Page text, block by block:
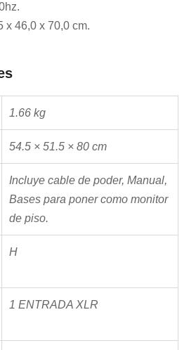
x 46,0 x 70,0 cm.
1.66 kg
54.5 × 51.5 × 80 cm
Incluye cable de poder, Manual,
Bases para poner como monitor
de piso.
H
1 ENTRADA XLR